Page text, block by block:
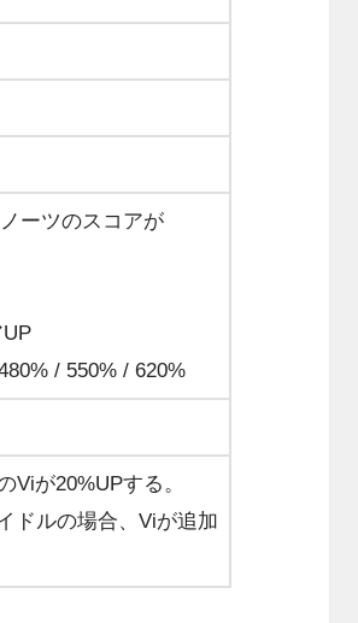
ーツのスコアが
/ 550% / 620%
Viが20%UPする。
ドルの場合、Viが追加